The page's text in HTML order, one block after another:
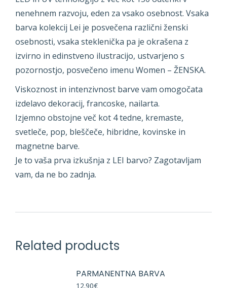
nenehnem razvoju, eden za vsako osebnost. Vsaka
barva kolekcij Lei je posvečena različni ženski
osebnosti, vsaka steklenička pa je okrašena z
izvirno in edinstveno ilustracijo, ustvarjeno s
pozornostjo, posvečeno imenu Women – ŽENSKA.
Viskoznost in intenzivnost barve vam omogočata
izdelavo dekoracij, francoske, nailarta.
Izjemno obstojne več kot 4 tedne, kremaste,
svetleče, pop, bleščeče, hibridne, kovinske in
magnetne barve.
Je to vaša prva izkušnja z LEI barvo? Zagotavljam
vam, da ne bo zadnja.
Related products
PARMANENTNA BARVA
12.90€